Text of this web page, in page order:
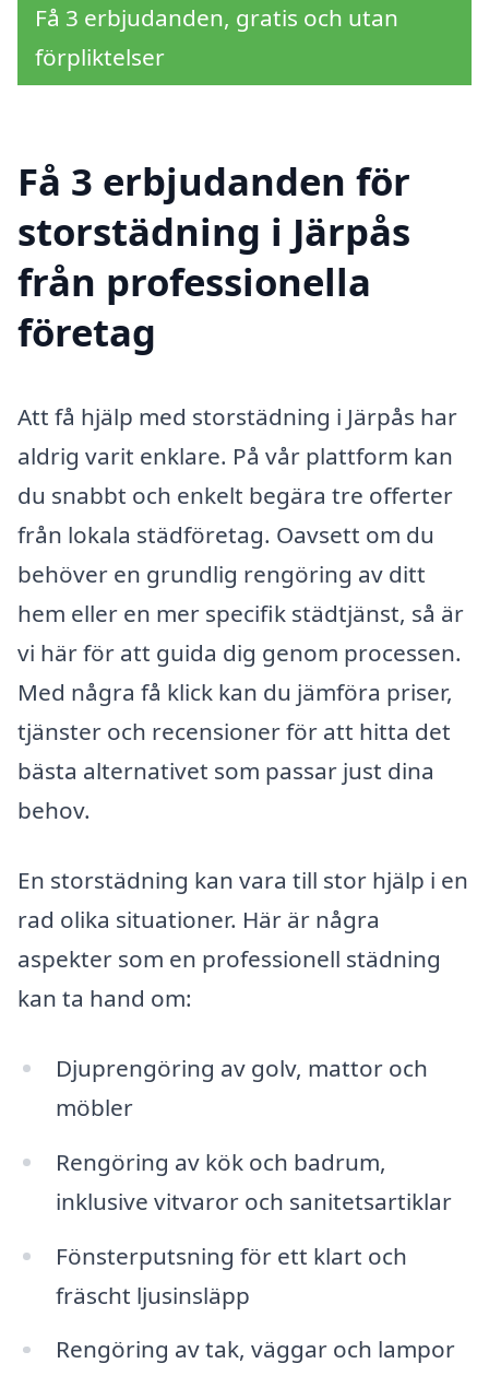
Få 3 erbjudanden, gratis och utan
förpliktelser
Få 3 erbjudanden för
storstädning i Järpås
från professionella
företag
Att få hjälp med storstädning i Järpås har
aldrig varit enklare. På vår plattform kan
du snabbt och enkelt begära tre offerter
från lokala städföretag. Oavsett om du
behöver en grundlig rengöring av ditt
hem eller en mer specifik städtjänst, så är
vi här för att guida dig genom processen.
Med några få klick kan du jämföra priser,
tjänster och recensioner för att hitta det
bästa alternativet som passar just dina
behov.
En storstädning kan vara till stor hjälp i en
rad olika situationer. Här är några
aspekter som en professionell städning
kan ta hand om:
Djuprengöring av golv, mattor och
möbler
Rengöring av kök och badrum,
inklusive vitvaror och sanitetsartiklar
Fönsterputsning för ett klart och
fräscht ljusinsläpp
Rengöring av tak, väggar och lampor